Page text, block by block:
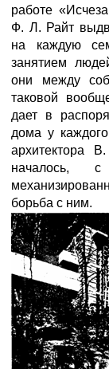
работе
Ф. Л. Райт
на каждую
занятием
они между
таковой
дает в
дома у
архитектора
началось,
борьба с ним.